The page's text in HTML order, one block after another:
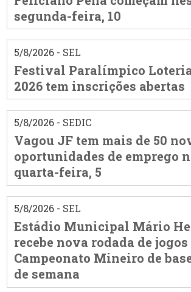
segunda-feira, 10
5/8/2026 - SEL
Festival Paralímpico
2026 tem inscrições abertas
5/8/2026 - SEDIC
Vagou JF tem mais de 50
oportunidades de emprego
quarta-feira, 5
5/8/2026 - SEL
Estádio Municipal Mário
recebe nova rodada de jogos
Campeonato Mineiro de
de semana